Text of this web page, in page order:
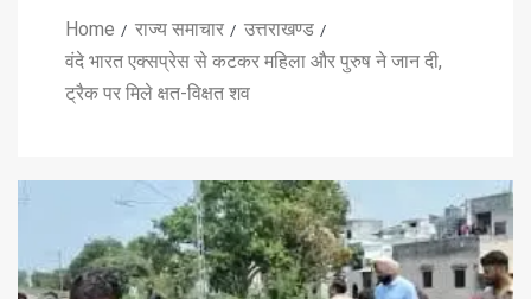
Home राज्य समाचार
उत्तराखण्ड
वंदे भारत एक्सप्रेस से कटकर महिला और पुरुष ने जान दी,
ट्रैक पर मिले क्षत-विक्षत शव